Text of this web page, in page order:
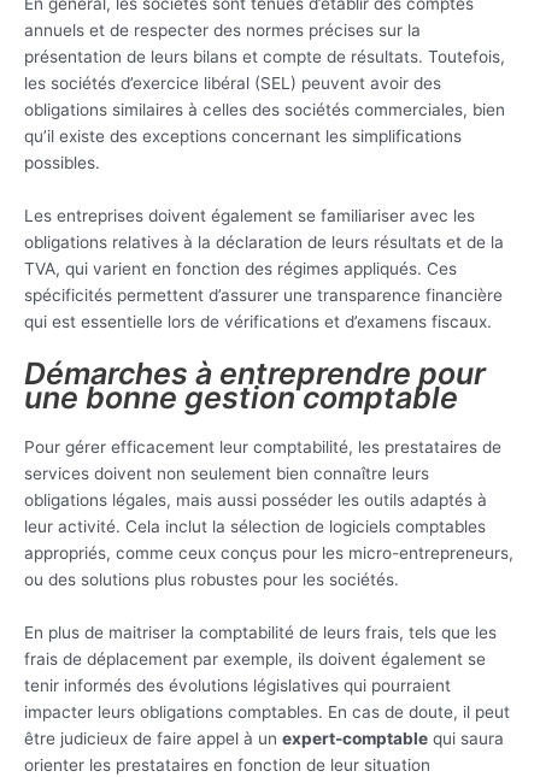
En général, les sociétés sont tenues d’établir des comptes
annuels et de respecter des normes précises sur la
présentation de leurs bilans et compte de résultats. Toutefois,
les sociétés d’exercice libéral (SEL) peuvent avoir des
obligations similaires à celles des sociétés commerciales, bien
qu’il existe des exceptions concernant les simplifications
possibles.
Les entreprises doivent également se familiariser avec les
obligations relatives à la déclaration de leurs résultats et de la
TVA, qui varient en fonction des régimes appliqués. Ces
spécificités permettent d’assurer une transparence financière
qui est essentielle lors de vérifications et d’examens fiscaux.
Démarches à entreprendre pour
une bonne gestion comptable
Pour gérer efficacement leur comptabilité, les prestataires de
services doivent non seulement bien connaître leurs
obligations légales, mais aussi posséder les outils adaptés à
leur activité. Cela inclut la sélection de logiciels comptables
appropriés, comme ceux conçus pour les micro-entrepreneurs,
ou des solutions plus robustes pour les sociétés.
En plus de maitriser la comptabilité de leurs frais, tels que les
frais de déplacement par exemple, ils doivent également se
tenir informés des évolutions législatives qui pourraient
impacter leurs obligations comptables. En cas de doute, il peut
être judicieux de faire appel à un expert-comptable qui saura
orienter les prestataires en fonction de leur situation